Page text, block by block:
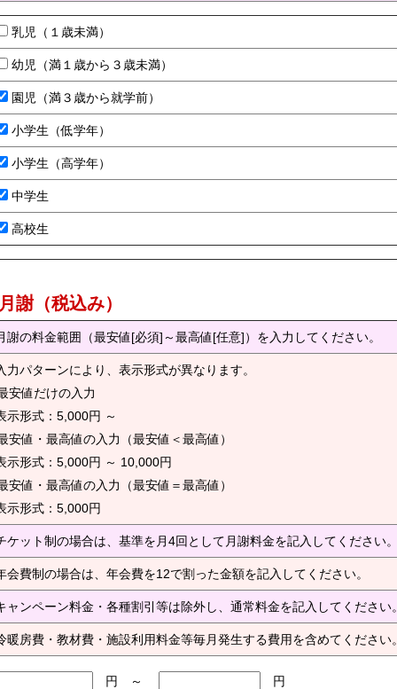
乳児（１歳未満）
幼児（満１歳から３歳未満）
園児（満３歳から就学前）
小学生（低学年）
小学生（高学年）
中学生
高校生
謝（税込み）
謝の料金範囲（最安値[必須]～最高値[任意]）を入力してください。
力パターンにより、表示形式が異なります。
安値だけの入力
形式：5,000円 ～
安値・最高値の入力（最安値＜最高値）
形式：5,000円 ～ 10,000円
安値・最高値の入力（最安値＝最高値）
示形式：5,000円
ケット制の場合は、基準を月4回として月謝料金を記入してください
会費制の場合は、年会費を12で割った金額を記入してください。
ャンペーン料金・各種割引等は除外し、通常料金を記入してください
暖房費・教材費・施設利用料金等毎月発生する費用を含めてください
円 ～ 円